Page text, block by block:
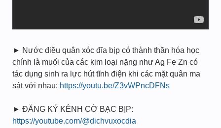
► Nước điều quân xóc đĩa bịp có thành thần hóa học
chính là muối của các kim loại nặng như Ag Fe Zn có
tác dụng sinh ra lực hút tĩnh điện khi các mặt quân ma
sát với nhau: https://youtu.be/Z3vWPncDFNs
► ĐĂNG KÝ KÊNH CỜ BẠC BỊP:
https://youtube.com/@dichvuxocdia